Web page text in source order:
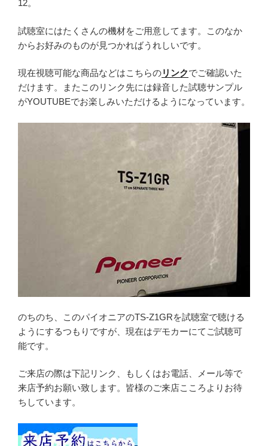
12。
試聴室にはたくさんの機材をご用意してます。このなか
からお好みのものが見つかればうれしいです。
現在視聴可能な商品などはこちらのリンクでご確認いた
だけます。またこのリンク先には録音した試聴サンプル
がYOUTUBEでお楽しみいただけるようになっています。
のちのち、このパイオニアのTS-Z1GRを試聴室で聴ける
ようにするつもりですが、現在はデモカーにてご試聴可
能です。
ご来店の際は下記リンク、もしくはお電話、メール等で
来店予約お願い致します。皆様のご来店こころよりお待
ちしています。